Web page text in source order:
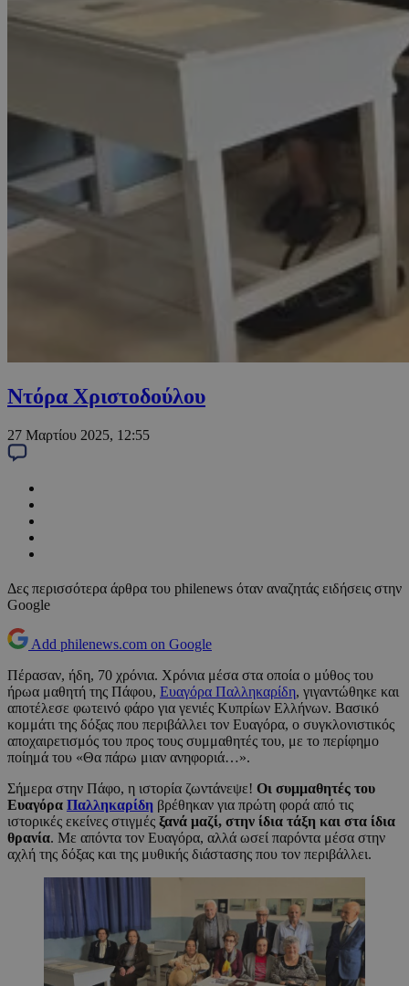
Ντόρα Χριστοδούλου
27 Μαρτίου 2025, 12:55
Δες περισσότερα άρθρα του philenews όταν αναζητάς ειδήσεις στην
Google
Add philenews.com on Google
Πέρασαν, ήδη, 70 χρόνια. Χρόνια μέσα στα οποία ο μύθος του
ήρωα μαθητή της Πάφου, Ευαγόρα Παλληκαρίδη, γιγαντώθηκε και
αποτέλεσε φωτεινό φάρο για γενιές Κυπρίων Ελλήνων. Βασικό
κομμάτι της δόξας που περιβάλλει τον Ευαγόρα, ο συγκλονιστικός
αποχαιρετισμός του προς τους συμμαθητές του, με το περίφημο
ποίημά του «Θα πάρω μιαν ανηφοριά…».
Σήμερα στην Πάφο, η ιστορία ζωντάνεψε! Οι συμμαθητές του
Ευαγόρα Παλληκαρίδη βρέθηκαν για πρώτη φορά από τις
ιστορικές εκείνες στιγμές ξανά μαζί, στην ίδια τάξη και στα ίδια
θρανία. Με απόντα τον Ευαγόρα, αλλά ωσεί παρόντα μέσα στην
αχλή της δόξας και της μυθικής διάστασης που τον περιβάλλει.